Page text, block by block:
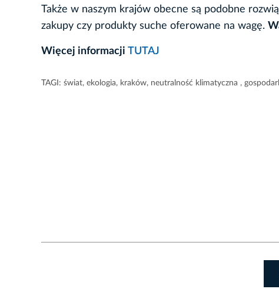
Także w naszym krajów obecne są podobne
zakupy czy produkty suche oferowane na wagę.
Więcej informacji TUTAJ
TAGI: świat, ekologia, kraków, neutralność klimatyczna ,